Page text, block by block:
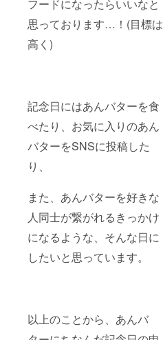
フードになったらいいなと
思っております…！(目標は
高く)
記念日にはあんバターを食
べたり、お気に入りのあん
バターをSNSに投稿した
り、
また、あんバターを好きな
人同士が繋がれるきっかけ
になるような、そんな日に
したいと思っています。
以上のことから、あんバ